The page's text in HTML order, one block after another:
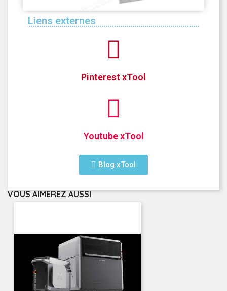
Liens externes
Pinterest xTool
Youtube xTool
Blog xTool
VOUS AIMEREZ AUSSI